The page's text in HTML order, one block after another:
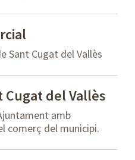
Sant Cugat del Vallès
Cugat del Vallès
amb
comerç del municipi.